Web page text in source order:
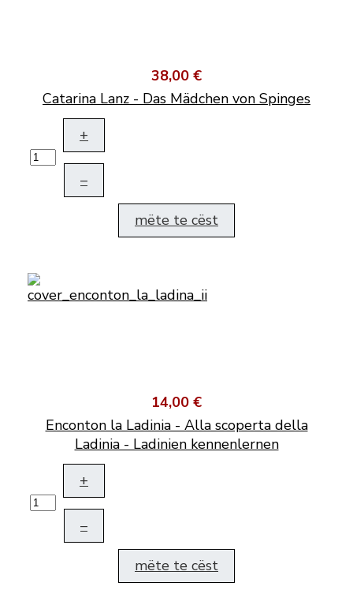
38,00 €
Catarina Lanz - Das Mädchen von Spinges
+
–
mëte te cëst
14,00 €
Enconton la Ladinia - Alla scoperta della
Ladinia - Ladinien kennenlernen
+
–
mëte te cëst